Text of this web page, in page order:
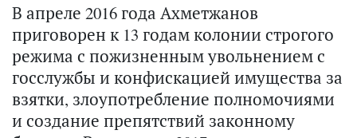
В апреле 2016 года Ахметжанов
приговорен к 13 годам колонии строгого
режима с пожизненным увольнением с
госслужбы и конфискацией имущества за
взятки, злоупотребление полномочиями
и создание препятствий законному